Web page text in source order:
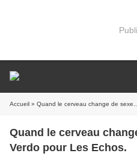
Accueil » Quand le cerveau change de
Quand le cerveau
Verdo pour Les Echos.